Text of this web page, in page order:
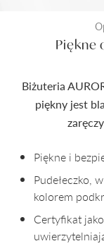
Piękne
Biżuteria
piękny jest
Piękne i
Pudełeczko,
kolorem
Certyfikat